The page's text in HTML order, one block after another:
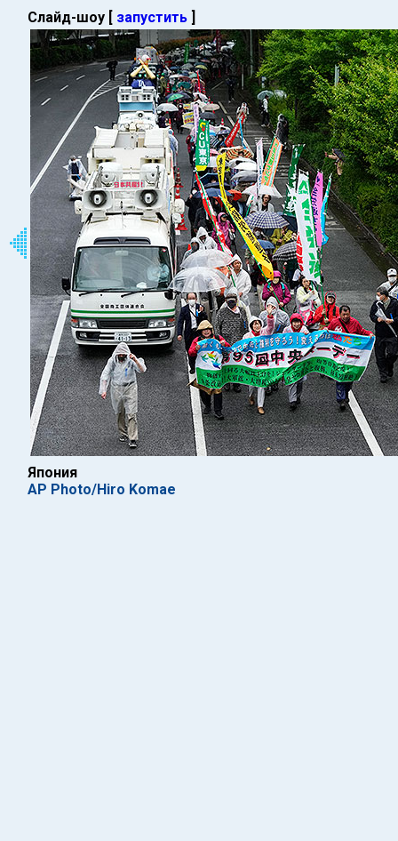
Слайд-шоу [ запустить ]
Япония
AP Photo/Hiro Komae